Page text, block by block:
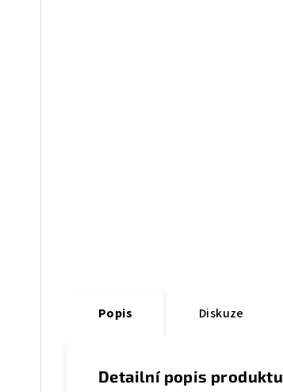
Popis Diskuze
Detailní popis produktu